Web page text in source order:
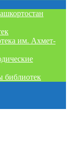
им. Ахмет-
библиотек